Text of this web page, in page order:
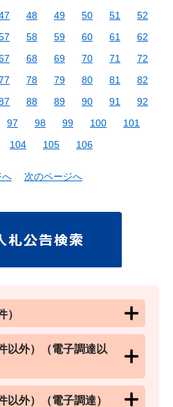
48 49 50 51
52
58 59 60 61
62
68 69 70 71
72
78 79 80 81
82
88 89 90 91
92
97 98 99 100
101
104 105 106
へ 次のページへ
）
以外）（電子調達以
以外）（電子調達）